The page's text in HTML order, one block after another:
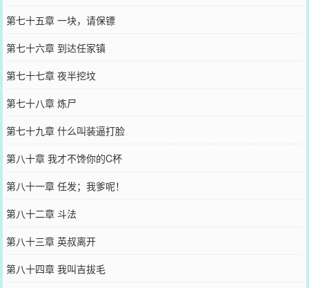
第七十五章 一块，请保镖
第七十六章 到达任家镇
第七十七章 夜半挖坟
第七十八章 炼尸
第七十九章 什么叫装逼打脸
第八十章 我才不馋你的C杯
第八十一章 任发；我爹呢！
第八十二章 斗法
第八十三章 英叔离开
第八十四章 我叫吉拔毛